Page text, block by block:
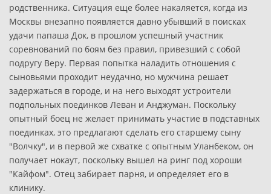
родственника. Ситуация еще более накаляется, когда из
Москвы внезапно появляется давно убывший в поисках
удачи папаша Док, в прошлом успешный участник
соревнований по боям без правил, привезший с собой
подругу Веру. Первая попытка наладить отношения с
сыновьями проходит неудачно, но мужчина решает
задержаться в городе, и на него выходят устроители
подпольных поединков Леван и Анджуман. Поскольку
опытный боец не желает принимать участие в подставных
поединках, это предлагают сделать его старшему сыну
"Волчку", и в первой же схватке с опытным Уланбеком, он
получает нокаут, поскольку вышел на ринг под хороши
"Кайфом". Отец забирает парня, и определяет его в
клинику.